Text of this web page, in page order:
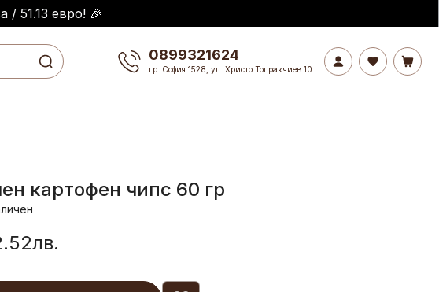
/ 51.13 евро! 🎉
0899321624
гр. София 1528, ул. Христо Топракчиев 10
картофен чипс 60 гр